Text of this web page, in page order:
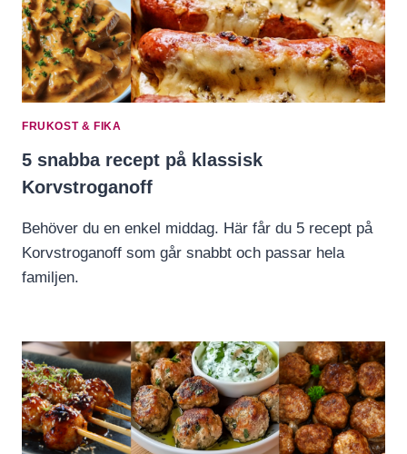
FRUKOST & FIKA
5 snabba recept på klassisk
Korvstroganoff
Behöver du en enkel middag. Här får du 5 recept på
Korvstroganoff som går snabbt och passar hela
familjen.